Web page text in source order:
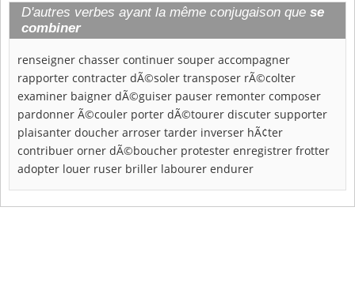
D'autres verbes ayant la même conjugaison que se
combiner
renseigner chasser continuer souper accompagner
rapporter contracter dÃ©soler transposer rÃ©colter
examiner baigner dÃ©guiser pauser remonter composer
pardonner Ã©couler porter dÃ©tourer discuter supporter
plaisanter doucher arroser tarder inverser hÃ¢ter
contribuer orner dÃ©boucher protester enregistrer frotter
adopter louer ruser briller labourer endurer